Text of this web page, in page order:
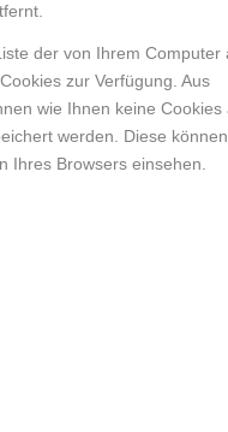
der von Ihrem Computer
zur Verfügung. Aus
wie Ihnen keine Cookies
werden. Diese
Ihres Browsers einsehen.